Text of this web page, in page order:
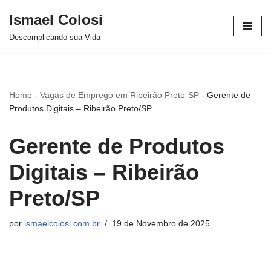
Avançar
Ismael Colosi
Descomplicando sua Vida
Home - Vagas de Emprego em Ribeirão Preto-SP - Gerente de
Produtos Digitais – Ribeirão Preto/SP
Gerente de Produtos
Digitais – Ribeirão
Preto/SP
por ismaelcolosi.com.br 19 de Novembro de 2025